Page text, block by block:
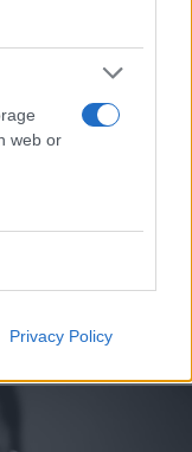
web or
Privacy Policy
της
στην ανωνυμία που
θύματα.
Flash.gr